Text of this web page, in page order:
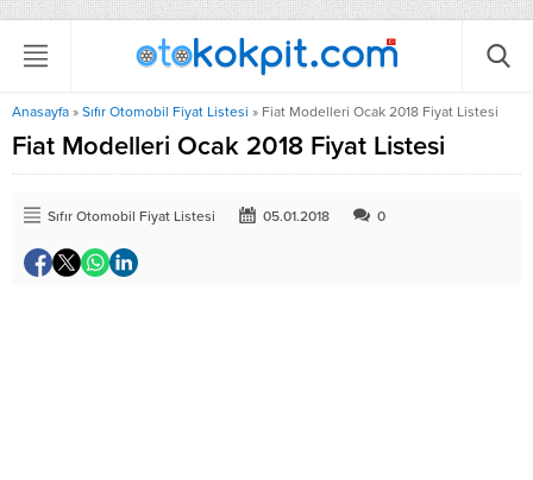
Anasayfa » Sıfır Otomobil Fiyat Listesi » Fiat Modelleri Ocak 2018 Fiyat Listesi
Fiat Modelleri Ocak 2018 Fiyat Listesi
Sıfır Otomobil Fiyat Listesi 05.01.2018 0